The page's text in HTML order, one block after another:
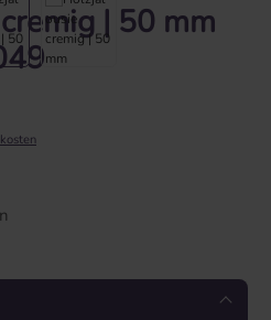
| 50 mm